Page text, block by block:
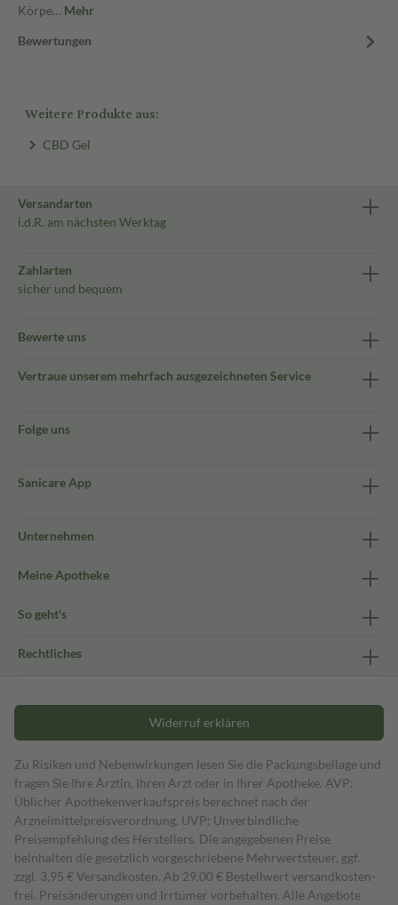
Körpe… Mehr
Bewertungen
Weitere Produkte aus:
CBD Gel
Versandarten
i.d.R. am nächsten Werktag
Zahlarten
sicher und bequem
Bewerte uns
Vertraue unserem mehrfach ausgezeichneten Service
Folge uns
Sanicare App
Unternehmen
Meine Apotheke
So geht's
Rechtliches
Widerruf erklären
Zu Risiken und Nebenwirkungen lesen Sie die Packungsbeilage und
fragen Sie Ihre Ärztin, Ihren Arzt oder in Ihrer Apotheke. AVP:
Üblicher Apothekenverkaufspreis berechnet nach der
Arzneimittelpreisverordnung. UVP: Unverbindliche
Preisempfehlung des Herstellers. Die angegebenen Preise
beinhalten die gesetzlich vorgeschriebene Mehrwertsteuer, ggf.
zzgl. 3,95 € Versandkosten. Ab 29,00 € Bestell­wert versand­kosten­
frei. Preisänderungen und Irrtümer vorbehalten. Alle Angebote